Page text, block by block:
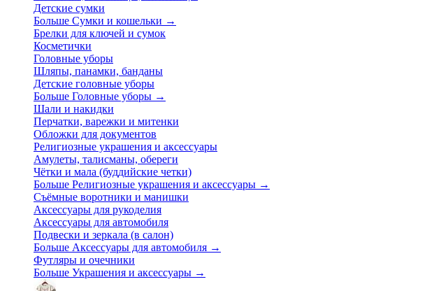
Детские сумки
Больше Сумки и кошельки →
Брелки для ключей и сумок
Косметички
Головные уборы
Шляпы, панамки, банданы
Детские головные уборы
Больше Головные уборы →
Шали и накидки
Перчатки, варежки и митенки
Обложки для документов
Религиозные украшения и аксессуары
Амулеты, талисманы, обереги
Чётки и мала (буддийские четки)
Больше Религиозные украшения и аксессуары →
Съёмные воротники и манишки
Аксессуары для рукоделия
Аксессуары для автомобиля
Подвески и зеркала (в салон)
Больше Аксессуары для автомобиля →
Футляры и очечники
Больше Украшения и аксессуары →